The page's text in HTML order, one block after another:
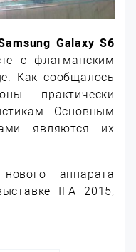
Galaxy S6
с флагманским
Как сообщалось
практически
Основным
являются их
аппарата
IFA 2015,